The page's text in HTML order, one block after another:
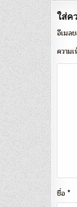
ใส่ค
อีเมล
ความ
ชื่อ *